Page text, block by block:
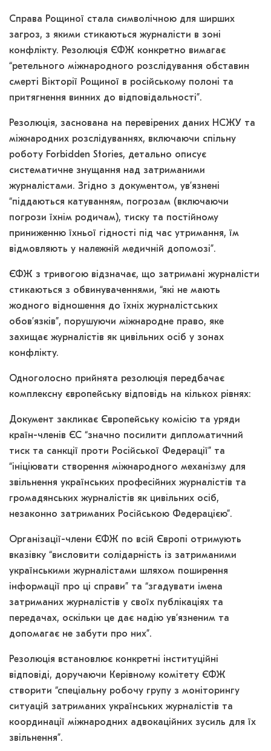
Справа Рощиної стала символічною для ширших
загроз, з якими стикаються журналісти в зоні
конфлікту. Резолюція ЄФЖ конкретно вимагає
“ретельного міжнародного розслідування обставин
смерті Вікторії Рощиної в російському полоні та
притягнення винних до відповідальності”.
Резолюція, заснована на перевірених даних НСЖУ та
міжнародних розслідуваннях, включаючи спільну
роботу Forbidden Stories, детально описує
систематичне знущання над затриманими
журналістами. Згідно з документом, ув’язнені
“піддаються катуванням, погрозам (включаючи
погрози їхнім родичам), тиску та постійному
приниженню їхньої гідності під час утримання, їм
відмовляють у належній медичній допомозі”.
ЄФЖ з тривогою відзначає, що затримані журналісти
стикаються з обвинуваченнями, “які не мають
жодного відношення до їхніх журналістських
обов’язків”, порушуючи міжнародне право, яке
захищає журналістів як цивільних осіб у зонах
конфлікту.
Одноголосно прийнята резолюція передбачає
комплексну європейську відповідь на кількох рівнях:
Документ закликає Європейську комісію та уряди
країн-членів ЄС “значно посилити дипломатичний
тиск та санкції проти Російської Федерації” та
“ініціювати створення міжнародного механізму для
звільнення українських професійних журналістів та
громадянських журналістів як цивільних осіб,
незаконно затриманих Російською Федерацією”.
Організації-члени ЄФЖ по всій Європі отримують
вказівку “висловити солідарність із затриманими
українськими журналістами шляхом поширення
інформації про ці справи” та “згадувати імена
затриманих журналістів у своїх публікаціях та
передачах, оскільки це дає надію ув’язненим та
допомагає не забути про них”.
Резолюція встановлює конкретні інституційні
відповіді, доручаючи Керівному комітету ЄФЖ
створити “спеціальну робочу групу з моніторингу
ситуацій затриманих українських журналістів та
координації міжнародних адвокаційних зусиль для їх
звільнення”.